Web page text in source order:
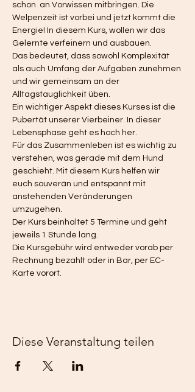
schon  an Vorwissen mitbringen. Die
Welpenzeit ist vorbei und jetzt kommt die
Energie! In diesem Kurs, wollen wir das
Gelernte verfeinern und ausbauen.
Das bedeutet, dass sowohl Komplexität
als auch Umfang der Aufgaben zunehmen
und wir gemeinsam an der
Alltagstauglichkeit üben.
Ein wichtiger Aspekt dieses Kurses ist die
Pubertät unserer Vierbeiner. In dieser
Lebensphase geht es hoch her.
Für das Zusammenleben ist es wichtig zu
verstehen, was gerade mit dem Hund
geschieht. Mit diesem Kurs helfen wir
euch souverän und entspannt mit
anstehenden Veränderungen
umzugehen.
Der Kurs beinhaltet 5 Termine und geht
jeweils 1 Stunde lang.
Die Kursgebühr wird entweder vorab per
Rechnung bezahlt oder in Bar, per EC-
Karte vorort.
Diese Veranstaltung teilen